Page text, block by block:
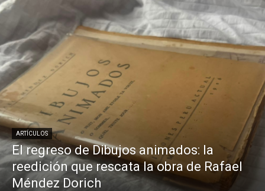
ARTÍCULOS
El regreso de Dibujos animados: la
reedición que rescata la obra de Rafael
Méndez Dorich